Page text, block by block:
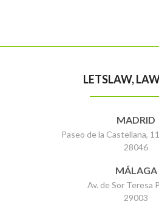
LETSLAW,
MADRID
Paseo de la Castellana,
28046
MÁLAGA
Av. de Sor Teresa
29003